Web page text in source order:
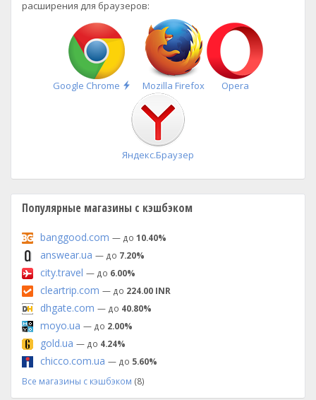
расширения для браузеров:
Google Chrome
Быстрая
установка
Mozilla Firefox Opera
Яндекс.Браузер
Популярные магазины с кэшбэком
banggood.com — до 10.40%
answear.ua — до 7.20%
city.travel — до 6.00%
cleartrip.com — до 224.00 INR
dhgate.com — до 40.80%
moyo.ua — до 2.00%
gold.ua — до 4.24%
chicco.com.ua — до 5.60%
Все магазины с кэшбэком (8)